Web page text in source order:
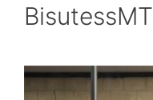
BisutessMT